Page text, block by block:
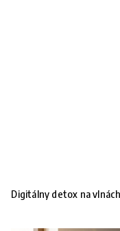
Digitálny detox na